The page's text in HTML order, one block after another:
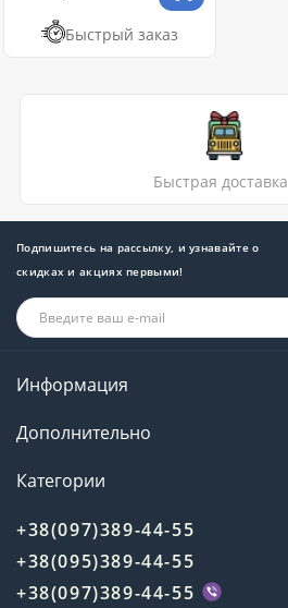
Быстрый заказ
Быстрая доставка
Подпишитесь на рассылку, и узнавайте о
скидках и акциях первыми!
Информация
Дополнительно
Категории
+38(097)389-44-55
+38(095)389-44-55
+38(097)389-44-55